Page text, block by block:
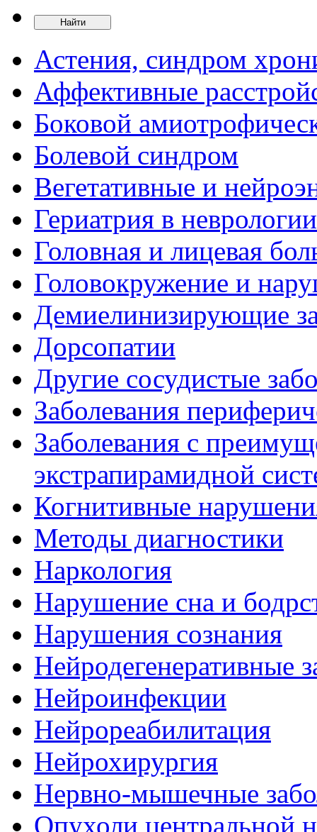
Найти
Астения, синдром
Аффективные
Боковой
Болевой синдром
Вегетативные и
Гериатрия в неврологии
Головная и лицевая
Головокружение и
Демиелинизирующие
Дорсопатии
Другие сосудистые
Заболевания
Заболевания с
экстрапирамидной
Когнитивные
Методы диагностики
Наркология
Нарушение сна и
Нарушения сознания
Нейродегенеративные
Нейроинфекции
Нейрореабилитация
Нейрохирургия
Нервно-мышечные
Опухоли центральной